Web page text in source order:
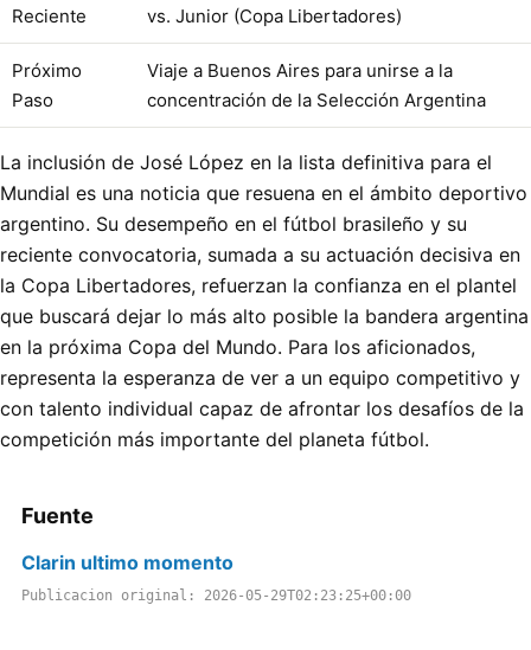
Reciente
vs. Junior (Copa Libertadores)
Próximo
Paso
Viaje a Buenos Aires para unirse a la
concentración de la Selección Argentina
La inclusión de José López en la lista definitiva para el
Mundial es una noticia que resuena en el ámbito deportivo
argentino. Su desempeño en el fútbol brasileño y su
reciente convocatoria, sumada a su actuación decisiva en
la Copa Libertadores, refuerzan la confianza en el plantel
que buscará dejar lo más alto posible la bandera argentina
en la próxima Copa del Mundo. Para los aficionados,
representa la esperanza de ver a un equipo competitivo y
con talento individual capaz de afrontar los desafíos de la
competición más importante del planeta fútbol.
Fuente
Clarin ultimo momento
Publicacion original: 2026-05-29T02:23:25+00:00